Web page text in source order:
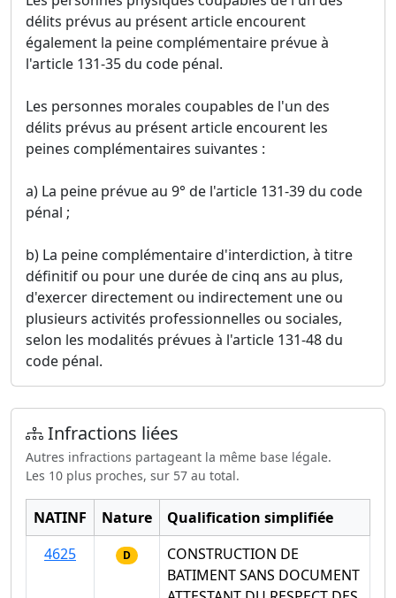
délits prévus au présent article encourent
également la peine complémentaire prévue à
l'article 131-35 du code pénal.
Les personnes morales coupables de l'un des
délits prévus au présent article encourent les
peines complémentaires suivantes :
a) La peine prévue au 9° de l'article 131-39 du code
pénal ;
b) La peine complémentaire d'interdiction, à titre
définitif ou pour une durée de cinq ans au plus,
d'exercer directement ou indirectement une ou
plusieurs activités professionnelles ou sociales,
selon les modalités prévues à l'article 131-48 du
code pénal.
Infractions liées
Autres infractions partageant la même base légale.
Les 10 plus proches, sur 57 au total.
NATINF Nature
Qualification simplifiée
4625
D
CONSTRUCTION DE
BATIMENT SANS DOCUMENT